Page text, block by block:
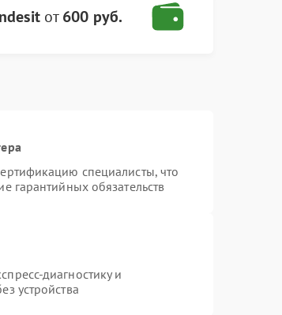
от600 руб.
специалисты, что
гарантийных обязательств
диагностику и
устройства